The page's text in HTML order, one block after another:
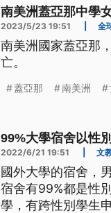
南美洲蓋亞那中學
2023/5/23 19:51 全
南美洲國家蓋亞那
亡。
蓋亞那 南美洲
99%大學宿舍以性
2022/6/21 19:51 文
國外大學的宿舍，
宿舍有99%都是性
學，有跨性別學生